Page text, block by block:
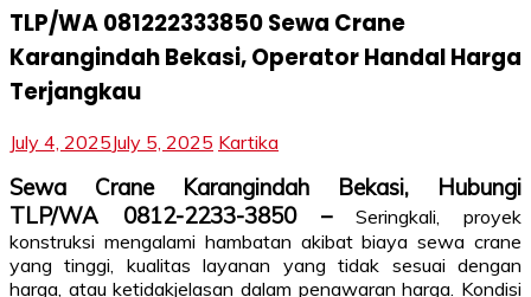
TLP/WA 081222333850 Sewa Crane
Karangindah Bekasi, Operator Handal Harga
Terjangkau
July 4, 2025July 5, 2025 Kartika
Sewa Crane Karangindah Bekasi, Hubungi
TLP/WA 0812-2233-3850 –Seringkali, proyek
konstruksi mengalami hambatan akibat biaya sewa crane
yang tinggi, kualitas layanan yang tidak sesuai dengan
harga, atau ketidakjelasan dalam penawaran harga. Kondisi